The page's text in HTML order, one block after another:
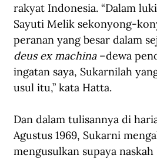
rakyat Indonesia. “Dalam
Sayuti Melik sekonyong-
peranan yang besar dalam
deus ex machina –dewa
ingatan saya, Sukarnilah
usul itu,” kata Hatta.
Dan dalam tulisannya di
Agustus 1969, Sukarni
mengusulkan supaya